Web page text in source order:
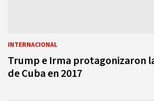
INTERNACIONAL
Trump e Irma protagonizaron
de Cuba en 2017